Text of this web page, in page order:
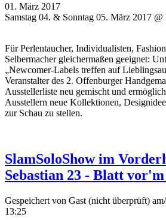
01. März 2017
Samstag 04. & Sonntag 05. März 2017
Für Perlentaucher, Individualisten,
Selbermacher gleichermaßen geeignet:
„Newcomer-Labels treffen auf
Veranstalter des 2. Offenburger
Ausstellerliste neu gemischt und
Ausstellern neue Kollektionen,
zur Schau zu stellen.
SlamSoloShow im
Sebastian 23 - Blatt
Gespeichert von Gast (nicht überprüft)
13:25